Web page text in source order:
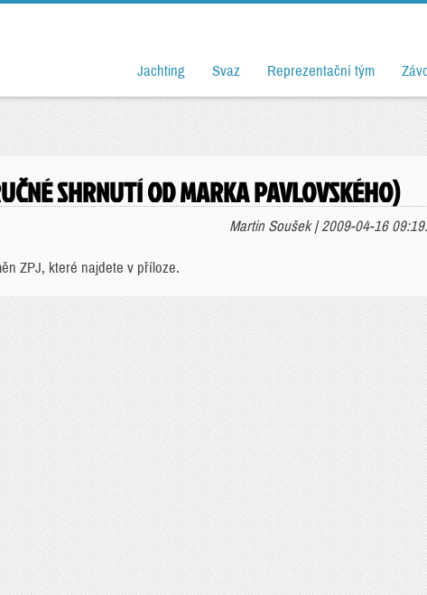
Jachting Svaz Reprezentační tým
SHRNUTÍ OD MARKA PAVLOVSKÉHO)
Martin Soušek | 2009-04-16
ZPJ, které najdete v příloze.